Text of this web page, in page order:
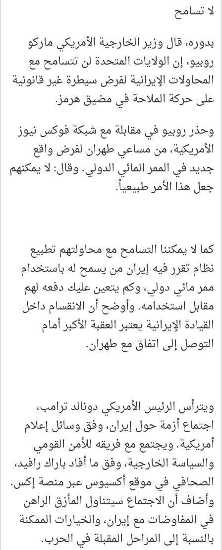
لا تسامح
بدوره، قال وزير الخارجية الأمريكي ماركو
روبيو، إن الولايات المتحدة لن تتسامح مع
المحاولات الإيرانية لفرض سيطرة غير قانونية
على حركة الملاحة في مضيق هرمز.
وحذر روبيو في مقابلة مع شبكة فوكس نيوز
الأمريكية، من مساعي طهران لفرض واقع
جديد في الممر المائي الدولي. وقال: لا يمكنهم
جعل هذا الأمر طبيعياً.
كما لا يمكننا التسامح مع محاولتهم تطبيع
نظام تقرر فيه إيران من يسمح له باستخدام
ممر مائي دولي، وكم يتعين عليك دفعه لهم
مقابل استخدامه. وأوضح أن الانقسام داخل
القيادة الإيرانية يعتبر العقبة الأكبر أمام
التوصل إلى اتفاق مع طهران.
ويترأس الرئيس الأمريكي دونالد ترامب،
اجتماع أزمة حول إيران، وفق وسائل إعلام
أمريكية. ويجتمع مع فريقه للأمن القومي
والسياسة الخارجية، وفق ما أفاد باراك رافيد،
الصحافي في موقع أكسيوس عبر منصة إكس.
وأضاف أن الاجتماع سيتناول المأزق الراهن
في المفاوضات مع إيران، والخيارات الممكنة
بالنسبة إلى المراحل المقبلة في الحرب.